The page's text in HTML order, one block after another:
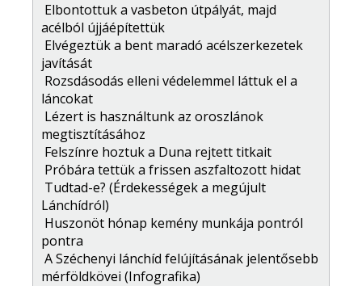
Elbontottuk a vasbeton útpályát, majd
acélból újjáépítettük
Elvégeztük a bent maradó acélszerkezetek
javítását
Rozsdásodás elleni védelemmel láttuk el a
láncokat
Lézert is használtunk az oroszlánok
megtisztításához
Felszínre hoztuk a Duna rejtett titkait
Próbára tettük a frissen aszfaltozott hidat
Tudtad-e? (Érdekességek a megújult
Lánchídról)
Huszonöt hónap kemény munkája pontról
pontra
A Széchenyi lánchíd felújításának jelentősebb
mérföldkövei (Infografika)